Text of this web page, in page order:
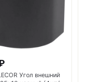
Угол внешний